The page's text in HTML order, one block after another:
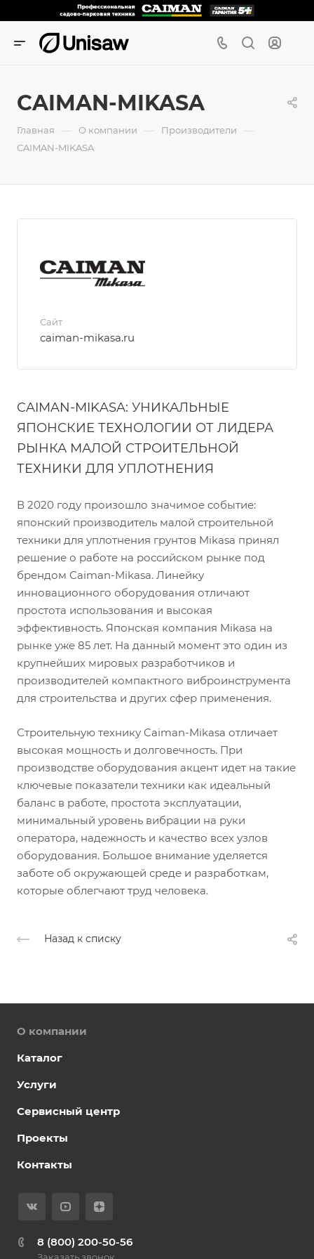
CAIMAN-MIKASA
Главная — О компании — Производители —
CAIMAN-MIKASA
Сайт
caiman-mikasa.ru
CAIMAN-MIKASA: УНИКАЛЬНЫЕ
ЯПОНСКИЕ ТЕХНОЛОГИИ ОТ ЛИДЕРА
РЫНКА МАЛОЙ СТРОИТЕЛЬНОЙ
ТЕХНИКИ ДЛЯ УПЛОТНЕНИЯ
В 2020 году произошло значимое событие:
японский производитель малой строительной
техники для уплотнения грунтов Mikasa принял
решение о работе на российском рынке под
брендом Caiman-Mikasa. Линейку
инновационного оборудования отличают
простота использования и высокая
эффективность. Японская компания Mikasa на
рынке уже 85 лет. На данный момент это один из
крупнейших мировых разработчиков и
производителей компактного виброинструмента
для строительства и других сфер применения.
Строительную технику Caiman-Mikasa отличает
высокая мощность и долговечность. При
производстве оборудования акцент идет на такие
ключевые показатели техники как идеальный
баланс в работе, простота эксплуатации,
минимальный уровень вибрации на руки
оператора, надежность и качество всех узлов
оборудования. Большое внимание уделяется
заботе об окружающей среде и разработкам,
которые облегчают труд человека.
Назад к списку
О компании
Каталог
Услуги
Сервисный центр
Проекты
Контакты
8 (800) 200-50-56